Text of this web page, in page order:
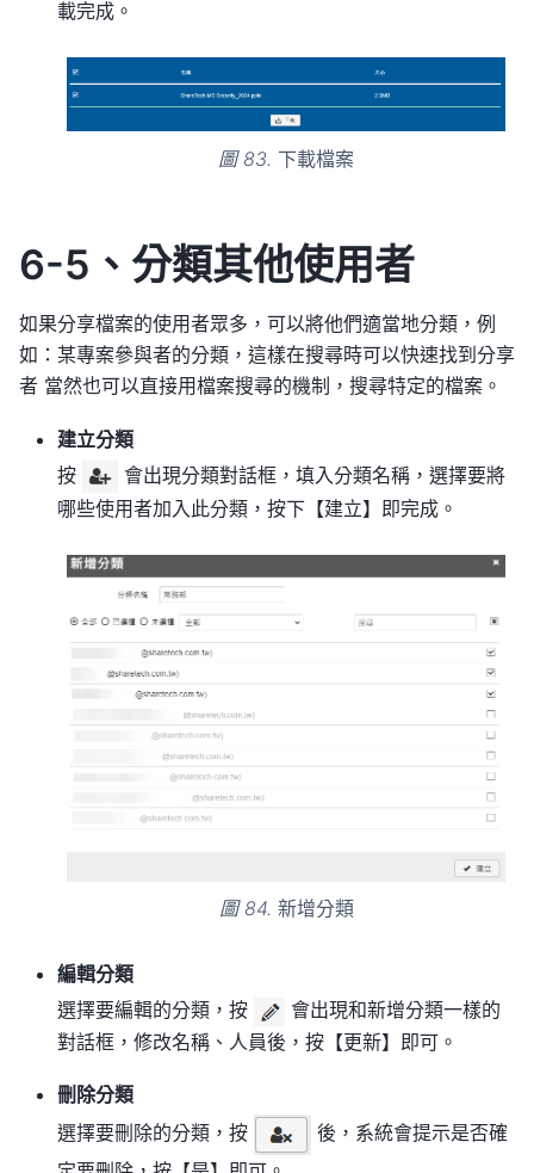
載完成。
圖 83. 下載檔案
6-5、分類其他使用者
如果分享檔案的使用者眾多，可以將他們適當地分類，例
如：某專案參與者的分類，這樣在搜尋時可以快速找到分享
者 當然也可以直接用檔案搜尋的機制，搜尋特定的檔案。
建立分類
按
會出現分類對話框，填入分類名稱，選擇要將
哪些使用者加入此分類，按下【建立】即完成。
圖 84. 新增分類
編輯分類
選擇要編輯的分類，按
會出現和新增分類一樣的
對話框，修改名稱、人員後，按【更新】即可。
刪除分類
選擇要刪除的分類，按
後，系統會提示是否確